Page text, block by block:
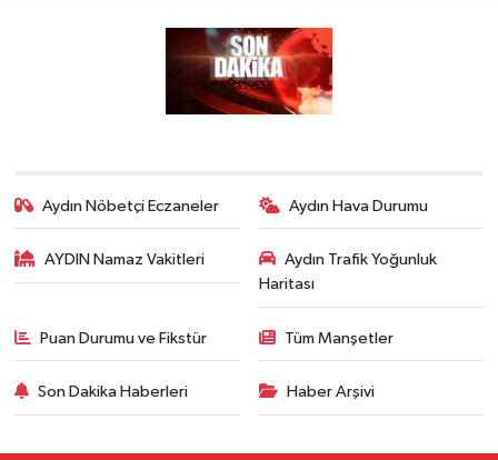
Aydın Nöbetçi Eczaneler Aydın Hava Durumu
AYDIN Namaz Vakitleri
Aydın Trafik Yoğunluk
Haritası
Puan Durumu ve Fikstür Tüm Manşetler
Son Dakika Haberleri Haber Arşivi